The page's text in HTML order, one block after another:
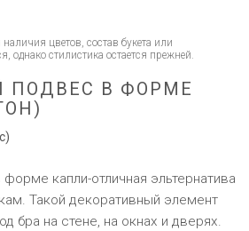
цветов, состав букета или
однако стилистика остается прежней.
ПОДВЕС В ФОРМЕ
капли-отличная эльтернатива
Такой декоративный элемент
бра на стене, на окнах и дверях.